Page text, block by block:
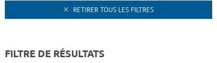
RETIRER TOUS LES FILTRES
FILTRE DE RÉSULTATS